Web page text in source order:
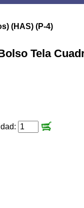
(HAS) (P-4)
Tela